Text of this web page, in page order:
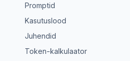
Promptid
Kasutuslood
Juhendid
Token-kalkulaator